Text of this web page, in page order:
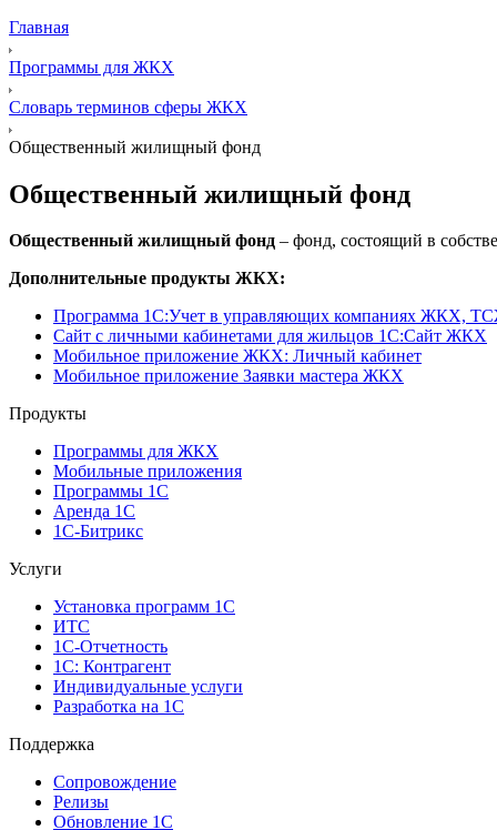
Главная
Программы для ЖКХ
Словарь терминов сферы ЖКХ
Общественный жилищный фонд
Общественный жилищный фонд
Общественный жилищный фонд – фонд, состоящий в
Дополнительные продукты ЖКХ:
Программа 1C:Учет в управляющих компаниях ЖКХ,
Сайт с личными кабинетами для жильцов 1С:Сайт ЖКХ
Мобильное приложение ЖКХ: Личный кабинет
Мобильное приложение Заявки мастера ЖКХ
Продукты
Программы для ЖКХ
Мобильные приложения
Программы 1С
Аренда 1С
1С-Битрикс
Услуги
Установка программ 1С
ИТС
1С-Отчетность
1С: Контрагент
Индивидуальные услуги
Разработка на 1С
Поддержка
Сопровождение
Релизы
Обновление 1С